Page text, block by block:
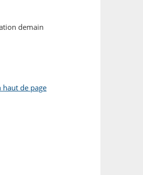
demain
haut de page